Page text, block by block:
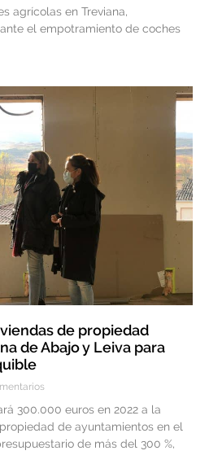
agrícolas en Treviana,
el empotramiento de coches
de propiedad
de Abajo y Leiva para
300.000 euros en 2022 a la
de ayuntamientos en el
de más del 300 %,